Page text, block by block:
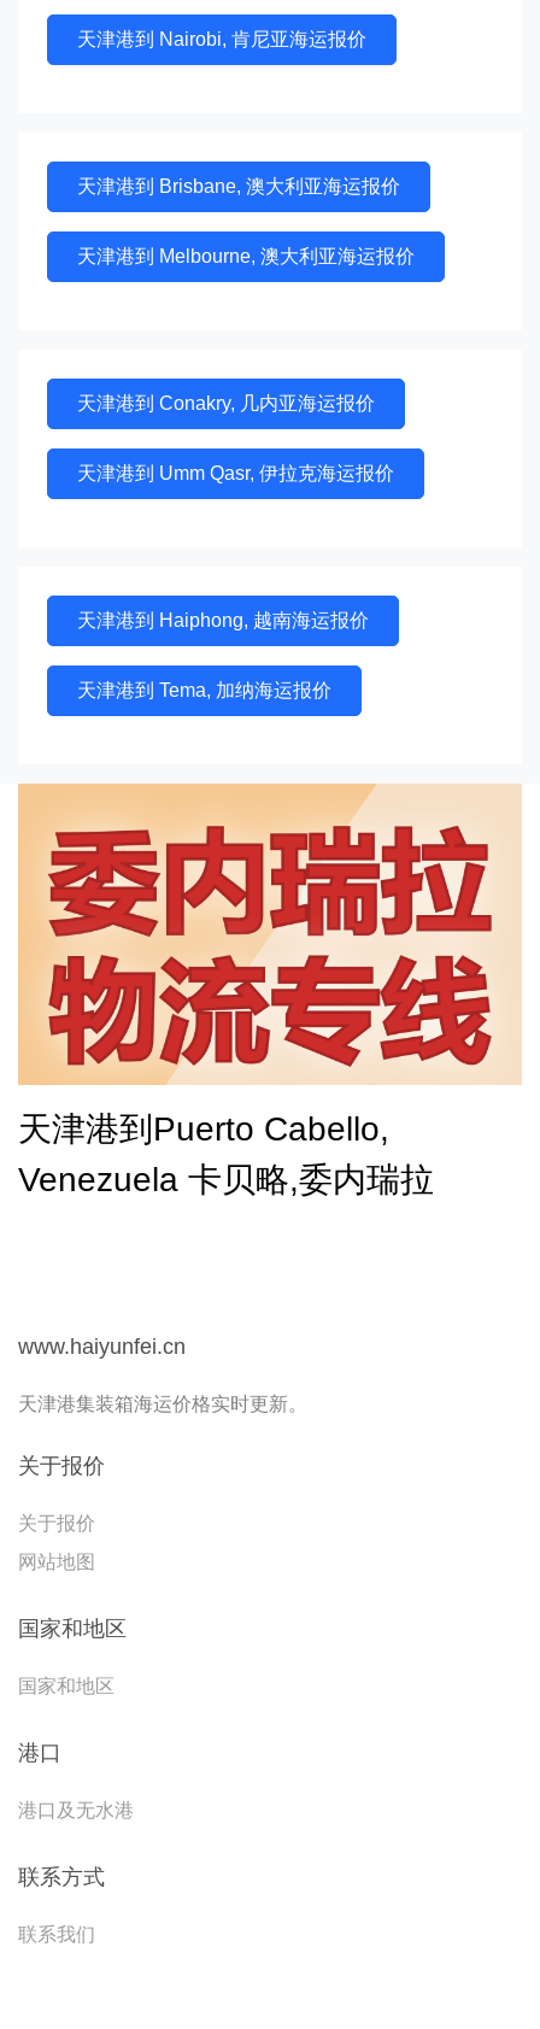
天津港到 Nairobi, 肯尼亚海运报价
天津港到 Brisbane, 澳大利亚海运报价
天津港到 Melbourne, 澳大利亚海运报价
天津港到 Conakry, 几内亚海运报价
天津港到 Umm Qasr, 伊拉克海运报价
天津港到 Haiphong, 越南海运报价
天津港到 Tema, 加纳海运报价
天津港到Puerto Cabello,
Venezuela 卡贝略,委内瑞拉
www.haiyunfei.cn
天津港集装箱海运价格实时更新。
关于报价
关于报价
网站地图
国家和地区
国家和地区
港口
港口及无水港
联系方式
联系我们